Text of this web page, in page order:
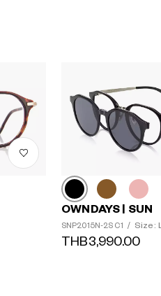
OWNDAYS | SUN
SNP2015N-2S C1 / Size:
THB3,990.00